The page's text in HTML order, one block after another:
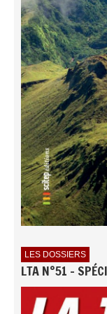
LES DOSSIERS
LTA N°51 -